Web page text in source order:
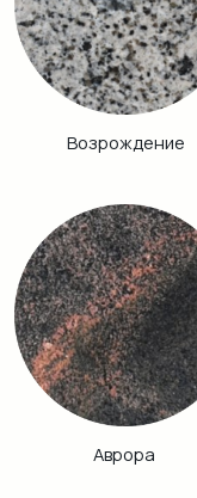
Габбро Диабаз
Винга